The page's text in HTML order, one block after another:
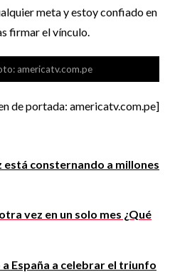
meta y estoy confiado en
firmar el vínculo.
americatv.com.pe
de portada: americatv.com.pe]
está consternando a millones
vez en un solo mes ¿Qué
España a celebrar el triunfo